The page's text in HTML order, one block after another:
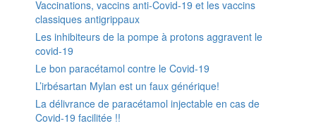
Vaccinations, vaccins anti-Covid-19 et les vaccins
classiques antigrippaux
Les inhibiteurs de la pompe à protons aggravent le
covid-19
Le bon paracétamol contre le Covid-19
L’irbésartan Mylan est un faux générique!
La délivrance de paracétamol injectable en cas de
Covid-19 facilitée !!